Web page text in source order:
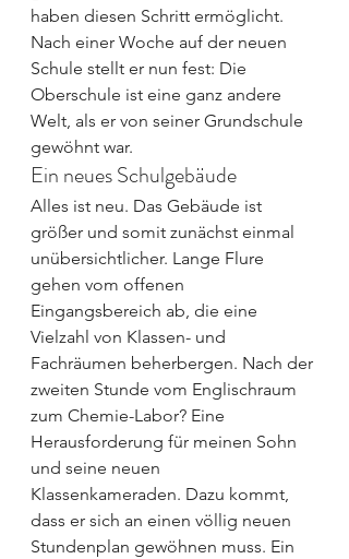
haben diesen Schritt ermöglicht.
Nach einer Woche auf der neuen
Schule stellt er nun fest: Die
Oberschule ist eine ganz andere
Welt, als er von seiner Grundschule
gewöhnt war.
Ein neues Schulgebäude
Alles ist neu. Das Gebäude ist
größer und somit zunächst einmal
unübersichtlicher. Lange Flure
gehen vom offenen
Eingangsbereich ab, die eine
Vielzahl von Klassen- und
Fachräumen beherbergen. Nach der
zweiten Stunde vom Englischraum
zum Chemie-Labor? Eine
Herausforderung für meinen Sohn
und seine neuen
Klassenkameraden. Dazu kommt,
dass er sich an einen völlig neuen
Stundenplan gewöhnen muss. Ein